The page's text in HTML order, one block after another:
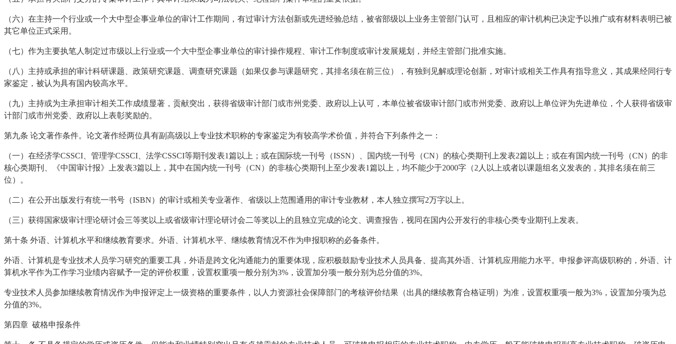
（六）在主持一个行业或一个大中型企事业单位的审计工作期间，有过审计方法创新或先进经验总结，被省部级以上业务主管部门认可，且相应的审计机构已决定予以推广或有材料表明已被
其它单位正式采用。
（七）作为主要执笔人制定过市级以上行业或一个大中型企事业单位的审计操作规程、审计工作制度或审计发展规划，并经主管部门批准实施。
（八）主持或承担的审计科研课题、政策研究课题、调查研究课题（如果仅参与课题研究，其排名须在前三位），有独到见解或理论创新，对审计或相关工作具有指导意义，其成果经同行专
家鉴定，被认为具有国内较高水平。
（九）主持或为主承担审计相关工作成绩显著，贡献突出，获得省级审计部门或市州党委、政府以上认可，本单位被省级审计部门或市州党委、政府以上单位评为先进单位，个人获得省级审
计部门或市州党委、政府以上表彰奖励的。
第九条 论文著作条件。论文著作经两位具有副高级以上专业技术职称的专家鉴定为有较高学术价值，并符合下列条件之一：
（一）在经济学CSSCI、管理学CSSCI、法学CSSCI等期刊发表1篇以上；或在国际统一刊号（ISSN）、国内统一刊号（CN）的核心类期刊上发表2篇以上；或在有国内统一刊号（CN）的非
核心类期刊、《中国审计报》上发表3篇以上，其中在国内统一刊号（CN）的非核心类期刊上至少发表1篇以上，均不能少于2000字（2人以上或者以课题组名义发表的，其排名须在前三
位）。
（二）在公开出版发行有统一书号（ISBN）的审计或相关专业著作、省级以上范围通用的审计专业教材，本人独立撰写2万字以上。
（三）获得国家级审计理论研讨会三等奖以上或省级审计理论研讨会二等奖以上的且独立完成的论文、调查报告，视同在国内公开发行的非核心类专业期刊上发表。
第十条 外语、计算机水平和继续教育要求。外语、计算机水平、继续教育情况不作为申报职称的必备条件。
外语、计算机是专业技术人员学习研究的重要工具，外语是跨文化沟通能力的重要体现，应积极鼓励专业技术人员具备、提高其外语、计算机应用能力水平。申报参评高级职称的，外语、计
算机水平作为工作学习业绩内容赋予一定的评价权重，设置权重项一般分别为3%，设置加分项一般分别为总分值的3%。
专业技术人员参加继续教育情况作为申报评定上一级资格的重要条件，以人力资源社会保障部门的考核评价结果（出具的继续教育合格证明）为准，设置权重项一般为3%，设置加分项为总
分值的3%。
第四章 破格申报条件